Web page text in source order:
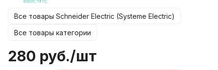
Все товары Schneider Electric (Systeme Electric)
Все товары категории
280 руб./шт